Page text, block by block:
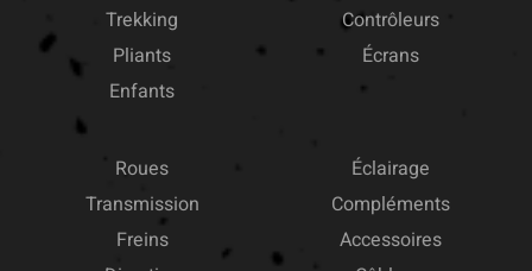
Trekking
Pliants
Enfants
Contrôleurs
Écrans
Roues
Transmission
Freins
Éclairage
Compléments
Accessoires